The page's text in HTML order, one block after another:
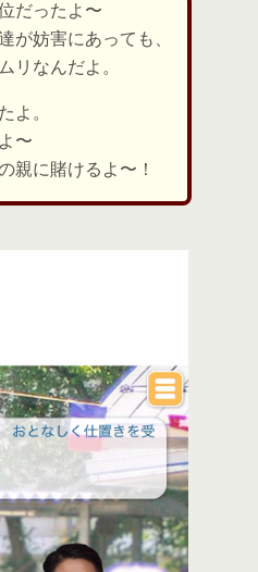
だったよ〜
が妨害にあっても、
リなんだよ。
よ。
〜
親に賭けるよ〜！